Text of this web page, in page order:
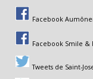
Facebook
Facebook Smile &
Tweets de Saint-